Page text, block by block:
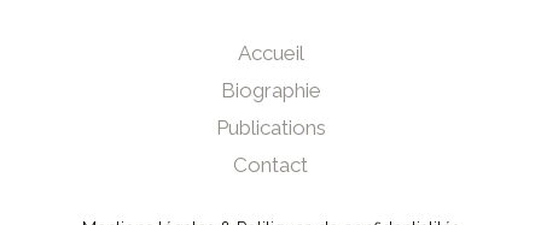
Accueil
Biographie
Publications
Contact